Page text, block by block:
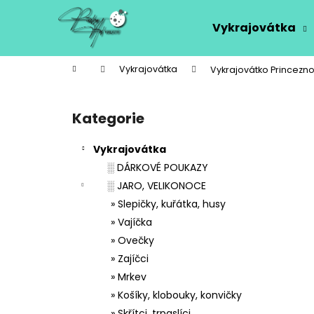
Vykrajovátka
Domů Vykrajovátka Vykrajovátko
Přeskočit
kategorie
Kategorie
Vykrajovátka
░ DÁRKOVÉ POUKAZY
░ JARO, VELIKONOCE
» Slepičky, kuřátka, husy
» Vajíčka
» Ovečky
» Zajíčci
» Mrkev
» Košíky, klobouky, konvičky
í
Zpět
do
Zpět
do